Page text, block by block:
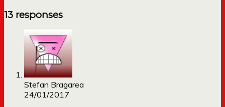
13 responses
Stefan Bragarea
24/01/2017